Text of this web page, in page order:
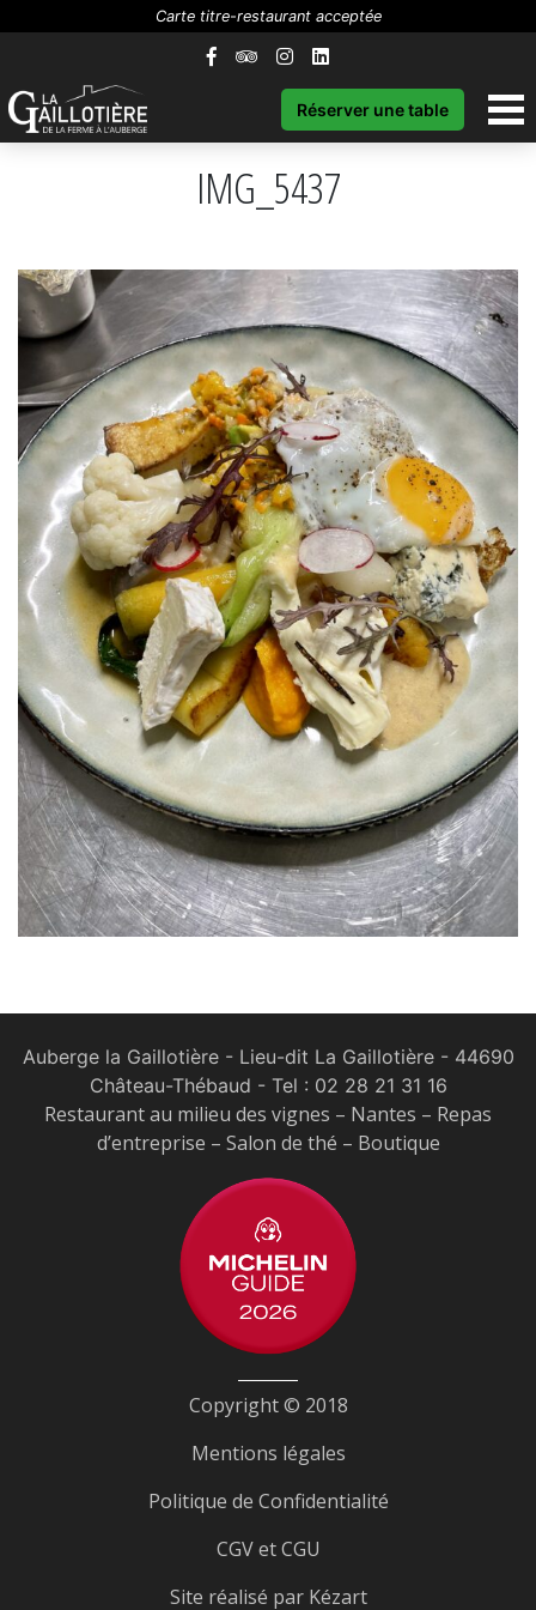
Carte titre-restaurant acceptée
Réserver une table
IMG_5437
Auberge la Gaillotière - Lieu-dit La Gaillotière - 44690
Château-Thébaud - Tel : 02 28 21 31 16
Restaurant au milieu des vignes – Nantes – Repas
d’entreprise – Salon de thé – Boutique
Copyright © 2018
Mentions légales
Politique de Confidentialité
CGV et CGU
Site réalisé par Kézart